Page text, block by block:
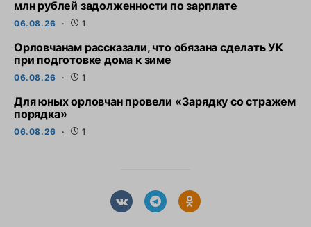
млн рублей задолженности по зарплате
06.08.26 1
Орловчанам рассказали, что обязана сделать УК
при подготовке дома к зиме
06.08.26 1
Для юных орловчан провели «Зарядку со стражем
порядка»
06.08.26 1